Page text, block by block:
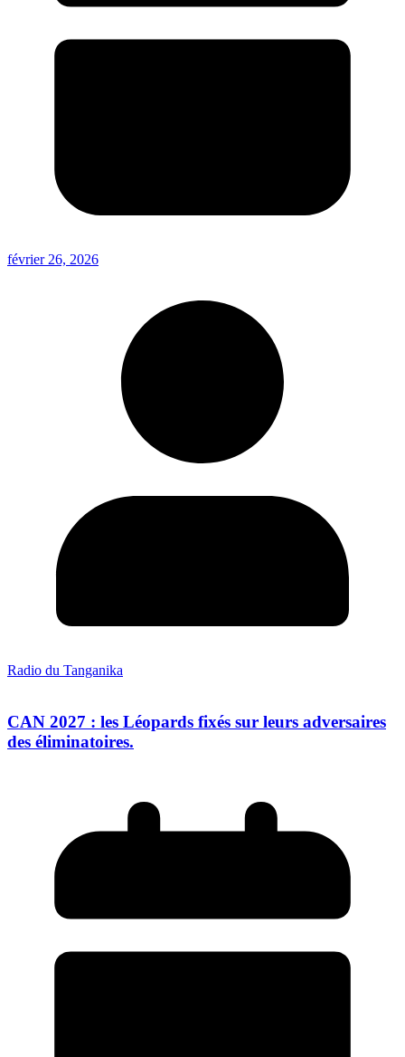
février 26, 2026
Radio du Tanganika
CAN 2027 : les Léopards fixés sur leurs adversaires
des éliminatoires.